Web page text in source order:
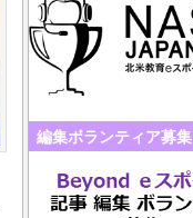
編集ボランティア募集